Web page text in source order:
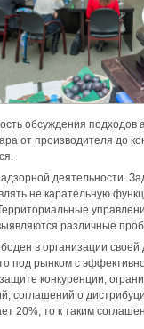
обсуждения подходов
от производителя до
деятельности.
не карательную
различные
в организации своей
под рынком с
конкуренции,
соглашений о
20%, то к таким